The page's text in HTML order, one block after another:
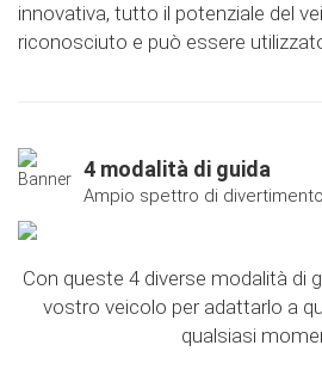
innovativa, tutto il potenziale del
riconosciuto e può essere
4 modalità di guida
Ampio spettro di
Con queste 4 diverse modalità di
vostro veicolo per adattarlo a
qualsiasi